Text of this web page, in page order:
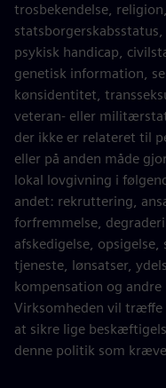
trosbekendelse,
psykisk handicap,
genetisk information,
kønsidentitet,
veteran- eller
der ikke er relateret til
eller på anden måde
lokal lovgivning i
andet: rekruttering,
forfremmelse,
afskedigelse,
tjeneste, lønsatser,
kompensation og
Virksomheden vil
at sikre lige
denne politik som